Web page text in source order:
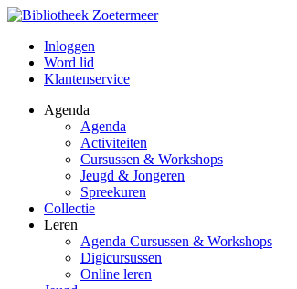
Inloggen
Word lid
Klantenservice
Agenda
Agenda
Activiteiten
Cursussen & Workshops
Jeugd & Jongeren
Spreekuren
Collectie
Leren
Agenda Cursussen & Workshops
Digicursussen
Online leren